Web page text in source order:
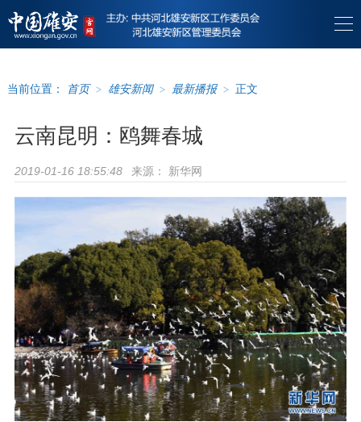
当前位置： 首页 > 雄安新闻 > 最新播报 > 正文
云南昆明：鸥舞春城
2019-01-16 18:55:48 来源： 新华网